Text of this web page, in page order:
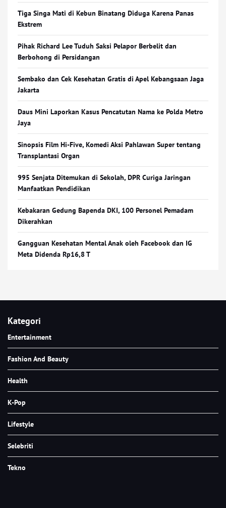
Tiga Singa Mati di Kebun Binatang Diduga Karena Panas
Ekstrem
Pihak Richard Lee Tuduh Saksi Pelapor Berbelit dan
Berbohong di Persidangan
Sembako dan Cek Kesehatan Gratis di Apel Kebangsaan Jaga
Jakarta
Daus Mini Laporkan Kasus Pencatutan Nama ke Polda Metro
Jaya
Sinopsis Film Hi-Five, Komedi Aksi Pahlawan Super tentang
Transplantasi Organ
995 Senjata Ditemukan di Sekolah, DPR Curiga Jaringan
Manfaatkan Pendidikan
Kebakaran Gedung Bapenda DKI, 100 Personel Pemadam
Dikerahkan
Gangguan Kesehatan Mental Anak oleh Facebook dan IG
Meta Didenda Rp16,8 T
Kategori
Entertainment
Fashion And Beauty
Health
K-Pop
Lifestyle
Selebriti
Tekno